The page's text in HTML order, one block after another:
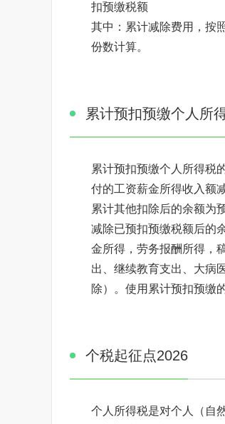
扣预缴税额
其中：累计减除费用，按
份数计算。
累计预扣预缴个人所
累计预扣预缴个人所得税
付的工资薪金所得收入额
累计其他扣除后的余额为
减除已预扣预缴税额后的
金所得，劳务报酬所得，
出、继续教育支出、大病
除）。使用累计预扣预缴
个税起征点2026
个人所得税是对个人（自